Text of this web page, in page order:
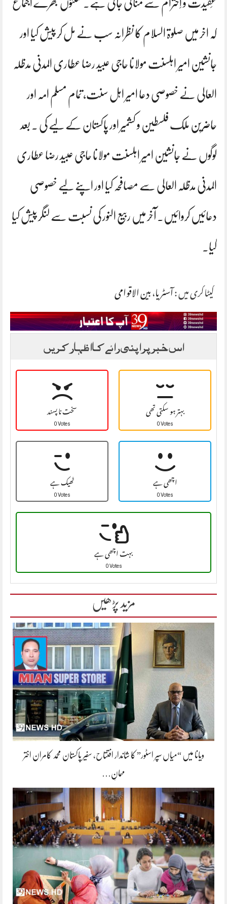
عَقیدت و اِحترام سے منائی جاتی ہے۔ سنتوں بھرے اجتماع
کہ اخر میں صلوۃ السلام کا نظرانہ سب نے مل کر پیش کیا اور
جانشین امیر اہلسنت مولانا حاجی عبید رضا عطاری المدنی مدظلہ
العالی نے خصوصی دعا امیر اہل سنت، تمام مسلم امہ اور
حاضرین ملک فلسطین و کشمیر اور پاکستان کے لیے کی ۔ بعد
لوگوں نے جانشین امیر اہلسنت مولانا حاجی عبید رضا عطاری
المدنی مدظلہ العالی سے مصافحہ کیا اور اپنے لیے خصوصی
دعائیں کروائیں۔ آخر میں ربیع النور کی نسبت سے لنگر پیش کیا
گیا۔
کیٹاگری میں :آسٹریا،بین الاقوامی
اس خبر پر اپنی رائے کا اظہار کریں
سخت نا پسند
0 Votes بہتر ہو سکتی تھی
0 Votes
ٹھیک ہے
0 Votes اچھی ہے
0 Votes
بہت اچھی ہے
0 Votes
مزید پڑھیں
ویانا میں “میاں سپر اسٹور” کا شاندار افتتاح، سفیر پاکستان محمد کامران اختر
مہمانِ…